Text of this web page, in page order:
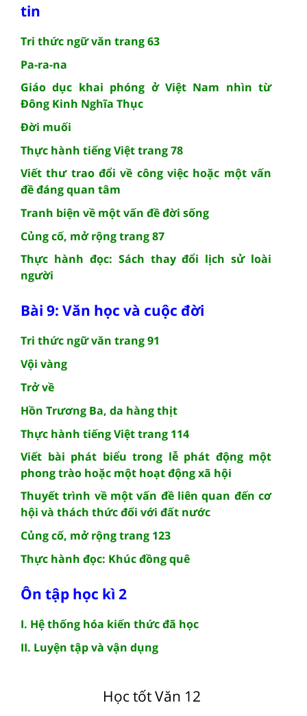
tin
Tri thức ngữ văn trang 63
Pa-ra-na
Giáo dục khai phóng ở Việt Nam nhìn từ
Đông Kinh Nghĩa Thục
Đời muối
Thực hành tiếng Việt trang 78
Viết thư trao đổi về công việc hoặc một vấn
đề đáng quan tâm
Tranh biện về một vấn đề đời sống
Củng cố, mở rộng trang 87
Thực hành đọc: Sách thay đổi lịch sử loài
người
Bài 9: Văn học và cuộc đời
Tri thức ngữ văn trang 91
Vội vàng
Trở về
Hồn Trương Ba, da hàng thịt
Thực hành tiếng Việt trang 114
Viết bài phát biểu trong lễ phát động một
phong trào hoặc một hoạt động xã hội
Thuyết trình về một vấn đề liên quan đến cơ
hội và thách thức đối với đất nước
Củng cố, mở rộng trang 123
Thực hành đọc: Khúc đồng quê
Ôn tập học kì 2
I. Hệ thống hóa kiến thức đã học
II. Luyện tập và vận dụng
Học tốt Văn 12